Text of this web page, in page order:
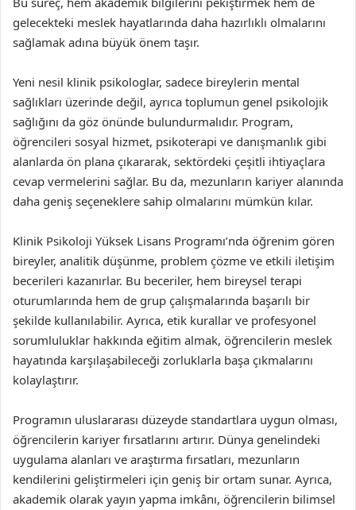
gelecekteki meslek hayatlarında daha hazırlıklı olmalarını
sağlamak adına büyük önem taşır.
Yeni nesil klinik psikologlar, sadece bireylerin mental
sağlıkları üzerinde değil, ayrıca toplumun genel psikolojik
sağlığını da göz önünde bulundurmalıdır. Program,
öğrencileri sosyal hizmet, psikoterapi ve danışmanlık gibi
alanlarda ön plana çıkararak, sektördeki çeşitli ihtiyaçlara
cevap vermelerini sağlar. Bu da, mezunların kariyer alanında
daha geniş seçeneklere sahip olmalarını mümkün kılar.
Klinik Psikoloji Yüksek Lisans Programı’nda öğrenim gören
bireyler, analitik düşünme, problem çözme ve etkili iletişim
becerileri kazanırlar. Bu beceriler, hem bireysel terapi
oturumlarında hem de grup çalışmalarında başarılı bir
şekilde kullanılabilir. Ayrıca, etik kurallar ve profesyonel
sorumluluklar hakkında eğitim almak, öğrencilerin meslek
hayatında karşılaşabileceği zorluklarla başa çıkmalarını
kolaylaştırır.
Programın uluslararası düzeyde standartlara uygun olması,
öğrencilerin kariyer fırsatlarını artırır. Dünya genelindeki
uygulama alanları ve araştırma fırsatları, mezunların
kendilerini geliştirmeleri için geniş bir ortam sunar. Ayrıca,
akademik olarak yayın yapma imkânı, öğrencilerin bilimsel